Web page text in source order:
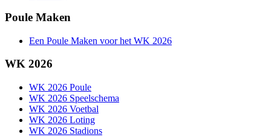
Poule Maken
Een Poule Maken voor het WK 2026
WK 2026
WK 2026 Poule
WK 2026 Speelschema
WK 2026 Voetbal
WK 2026 Loting
WK 2026 Stadions